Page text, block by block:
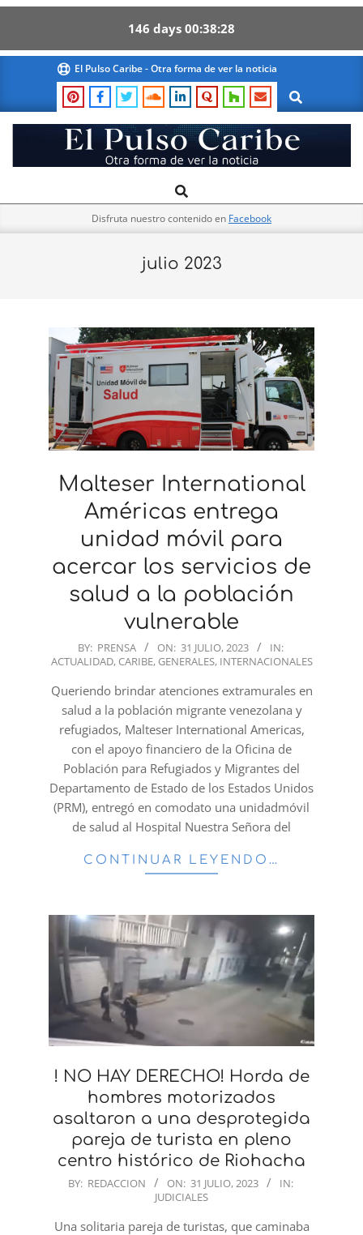
146 days 00 38 27
content
El Pulso Caribe - Otra forma de ver la noticia
Search
El
Pulso
Navigation
Search
Disfruta nuestro contenido en Facebook
julio 2023
Malteser International
Américas entrega
unidad móvil para
acercar los servicios de
salud a la población
vulnerable
2023-
07-
31
BY: PRENSA ON: 31 JULIO, 2023
IN:
ACTUALIDAD, CARIBE, GENERALES, INTERNACIONALES
Queriendo brindar atenciones extramurales en
salud a la población migrante venezolana y
refugiados, Malteser International Americas,
con el apoyo financiero de la Oficina de
Población para Refugiados y Migrantes del
Departamento de Estado de los Estados Unidos
(PRM), entregó en comodato una unidadmóvil
de salud al Hospital Nuestra Señora del
CONTINUAR LEYENDO…
! NO HAY DERECHO! Horda de
hombres motorizados
asaltaron a una desprotegida
pareja de turista en pleno
centro histórico de Riohacha
2023-
31
BY: REDACCION ON: 31 JULIO, 2023
IN:
JUDICIALES
Una solitaria pareja de turistas, que caminaba